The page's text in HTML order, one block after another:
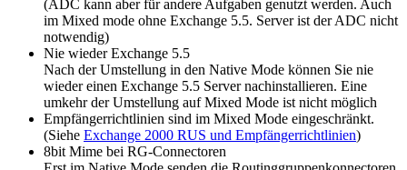
(ADC kann aber für andere Aufgaben genutzt werden. Auch
im Mixed mode ohne Exchange 5.5. Server ist der ADC nicht
notwendig)
Nie wieder Exchange 5.5
Nach der Umstellung in den Native Mode können Sie nie
wieder einen Exchange 5.5 Server nachinstallieren. Eine
umkehr der Umstellung auf Mixed Mode ist nicht möglich
Empfängerrichtlinien sind im Mixed Mode eingeschränkt.
(Siehe Exchange 2000 RUS und Empfängerrichtlinien)
8bit Mime bei RG-Connectoren